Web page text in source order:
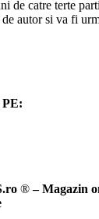
de catre terte
autor si va fi
®– Magazin